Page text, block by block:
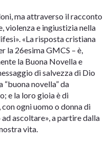
ma attraverso il racconto
violenza e ingiustizia nella
«La risposta cristiana
la 26esima GMCS – è,
la Buona Novella e
di salvezza di Dio
“buona novella” da
e la loro gioia è di
ogni uomo o donna di
ascoltare», a partire dalla
vita.